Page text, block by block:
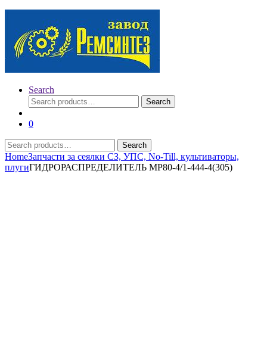
Search
Search
for:
Search
0
Search
for:
Search
HomeЗапчасти за сеялки СЗ, УПС, No-Till, культиваторы,
плугиГИДРОРАСПРЕДЕЛИТЕЛЬ МР80-4/1-444-4(305)